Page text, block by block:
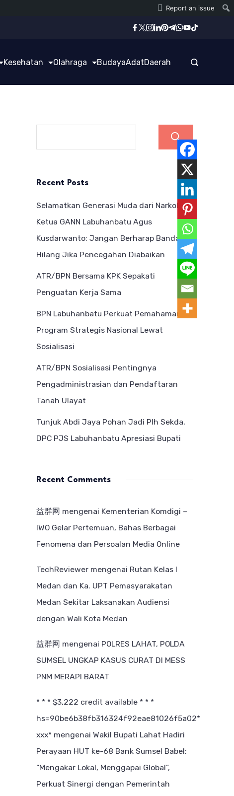
Report an issue
Kesehatan Olahraga BudayaAdatDaerah
Recent Posts
Selamatkan Generasi Muda dari Narkoba,
Ketua GANN Labuhanbatu Agus
Kusdarwanto: Jangan Berharap Bandar
Hilang Jika Pencegahan Diabaikan
ATR/BPN Bersama KPK Sepakati
Penguatan Kerja Sama
BPN Labuhanbatu Perkuat Pemahaman
Program Strategis Nasional Lewat
Sosialisasi
ATR/BPN Sosialisasi Pentingnya
Pengadministrasian dan Pendaftaran
Tanah Ulayat
Tunjuk Abdi Jaya Pohan Jadi Plh Sekda,
DPC PJS Labuhanbatu Apresiasi Bupati
Recent Comments
益群网 mengenai Kementerian Komdigi –
IWO Gelar Pertemuan, Bahas Berbagai
Fenomena dan Persoalan Media Online
TechReviewer mengenai Rutan Kelas I
Medan dan Ka. UPT Pemasyarakatan
Medan Sekitar Laksanakan Audiensi
dengan Wali Kota Medan
益群网 mengenai POLRES LAHAT, POLDA
SUMSEL UNGKAP KASUS CURAT DI MESS
PNM MERAPI BARAT
* * * $3,222 credit available * * *
hs=90be6b38fb316324f92eae81026f5a02*
ххх* mengenai Wakil Bupati Lahat Hadiri
Perayaan HUT ke-68 Bank Sumsel Babel:
“Mengakar Lokal, Menggapai Global”,
Perkuat Sinergi dengan Pemerintah